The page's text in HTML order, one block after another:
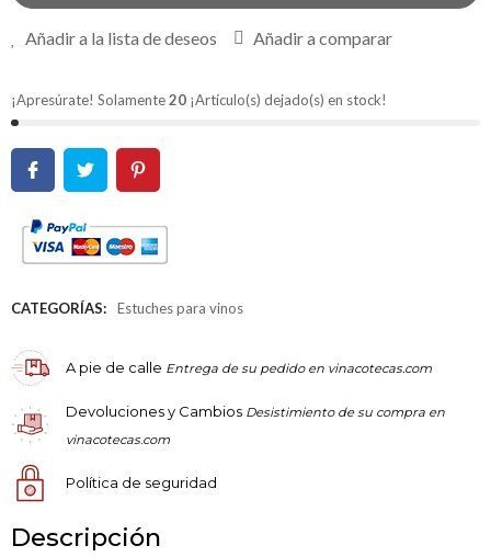
Añadir a la lista de deseos Añadir a comparar
¡Apresúrate! Solamente20 ¡Artículo(s) dejado(s) en stock!
CATEGORÍAS: Estuches para vinos
A pie de calle Entrega de su pedido en vinacotecas.com
Devoluciones y Cambios Desistimiento de su compra en
vinacotecas.com
Política de seguridad
Descripción